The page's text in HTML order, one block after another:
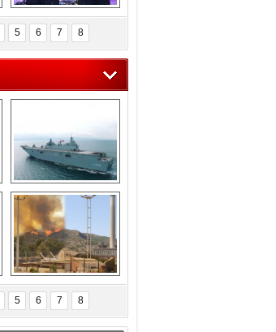
5. Bosphorus Ship
Brokers Dinner,
İstanbul’da yapıldı
5 6 7 8
TCG Anadolu,
tersane teknik
seyrini tamamladı
Milas’taki yangın
yeniden termik
santrallere doğru
ilerliyor
5 6 7 8